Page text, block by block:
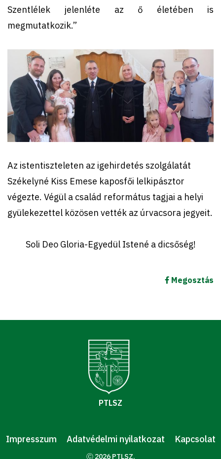
Szentlélek jelenléte az ő életében is
megmutatkozik.”
Az istentiszteleten az igehirdetés szolgálatát
Székelyné Kiss Emese kaposfői lelkipásztor
végezte. Végül a család református tagjai a helyi
gyülekezettel közösen vették az úrvacsora jegyeit.
Soli Deo Gloria-Egyedül Istené a dicsőség!
Megosztás
PTLSZ
Impresszum Adatvédelmi nyilatkozat Kapcsolat
Ⓒ 2026 PTLSZ.